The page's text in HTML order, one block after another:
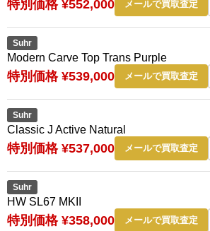
特別価格 ¥552,000 メールで買取査定
Suhr
Modern Carve Top Trans Purple
特別価格 ¥539,000 メールで買取査定
Suhr
Classic J Active Natural
特別価格 ¥537,000 メールで買取査定
Suhr
HW SL67 MKII
特別価格 ¥358,000 メールで買取査定